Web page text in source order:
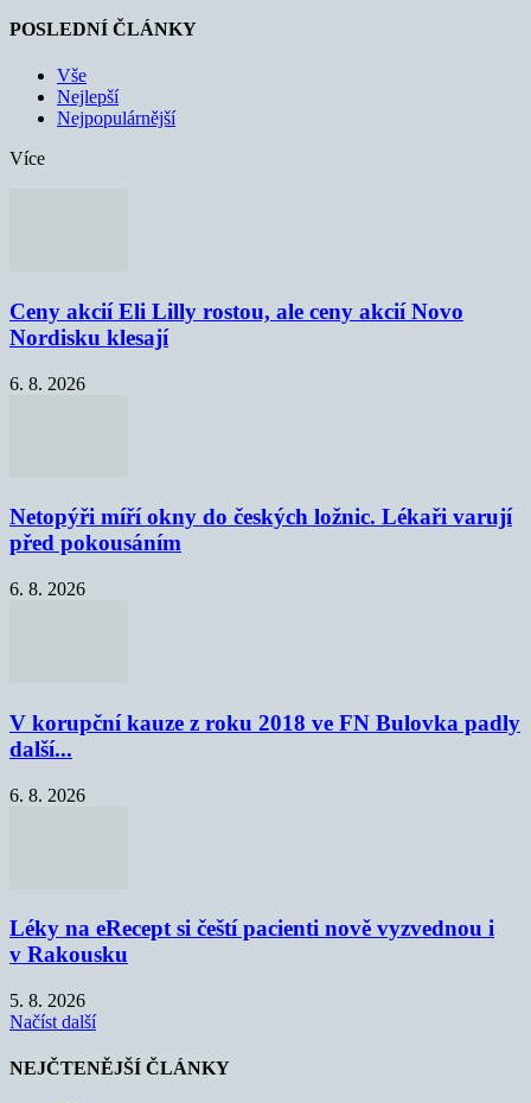
POSLEDNÍ ČLÁNKY
Vše
Nejlepší
Nejpopulárnější
Více
Ceny akcií Eli Lilly rostou, ale ceny akcií Novo
Nordisku klesají
6. 8. 2026
Netopýři míří okny do českých ložnic. Lékaři varují
před pokousáním
6. 8. 2026
V korupční kauze z roku 2018 ve FN Bulovka padly
další...
6. 8. 2026
Léky na eRecept si čeští pacienti nově vyzvednou i
v Rakousku
5. 8. 2026
Načíst další
NEJČTENĚJŠÍ ČLÁNKY